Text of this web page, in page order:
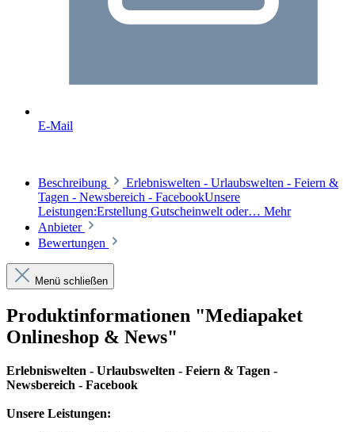
E-Mail
Beschreibung
Erlebniswelten - Urlaubswelten - Feiern &
Tagen - Newsbereich - FacebookUnsere
Leistungen:Erstellung Gutscheinwelt oder… Mehr
Anbieter
Bewertungen
Menü schließen
Produktinformationen "Mediapaket
Onlineshop & News"
Erlebniswelten - Urlaubswelten - Feiern & Tagen -
Newsbereich - Facebook
Unsere Leistungen: